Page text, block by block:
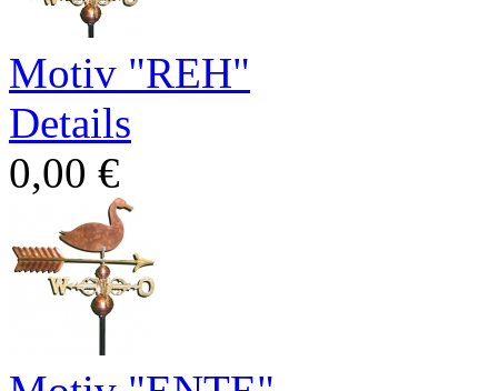
Motiv "REH"
Details
0,00 €